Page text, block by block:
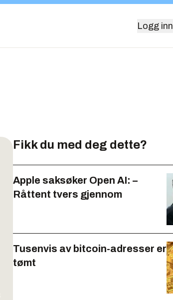
Logg inn
Fikk du med deg dette?
Apple saksøker Open AI: –
Råttent tvers gjennom
Tusenvis av bitcoin-adresser er
tømt